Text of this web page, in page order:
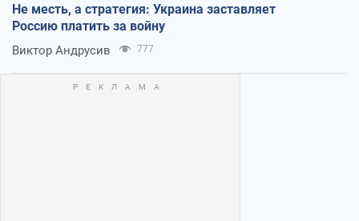
Не месть, а стратегия: Украина заставляет
Россию платить за войну
Виктор Андрусив 777